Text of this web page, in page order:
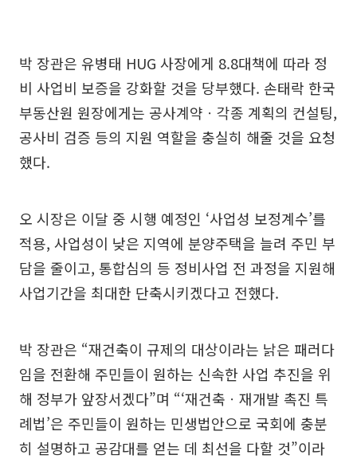
박 장관은 유병태 HUG 사장에게 8.8대책에 따라 정
비 사업비 보증을 강화할 것을 당부했다. 손태락 한국
부동산원 원장에게는 공사계약ㆍ각종 계획의 컨설팅,
공사비 검증 등의 지원 역할을 충실히 해줄 것을 요청
했다.
오 시장은 이달 중 시행 예정인 ‘사업성 보정계수’를
적용, 사업성이 낮은 지역에 분양주택을 늘려 주민 부
담을 줄이고, 통합심의 등 정비사업 전 과정을 지원해
사업기간을 최대한 단축시키겠다고 전했다.
박 장관은 “재건축이 규제의 대상이라는 낡은 패러다
임을 전환해 주민들이 원하는 신속한 사업 추진을 위
해 정부가 앞장서겠다”며 “‘재건축ㆍ재개발 촉진 특
례법’은 주민들이 원하는 민생법안으로 국회에 충분
히 설명하고 공감대를 얻는 데 최선을 다할 것”이라